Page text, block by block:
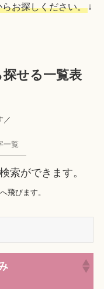
お探しください。↓
せる一覧表
／
一覧
索ができます。
飛びます。